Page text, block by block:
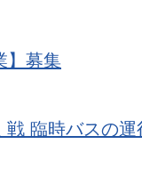
】募集
戦 臨時バスの運